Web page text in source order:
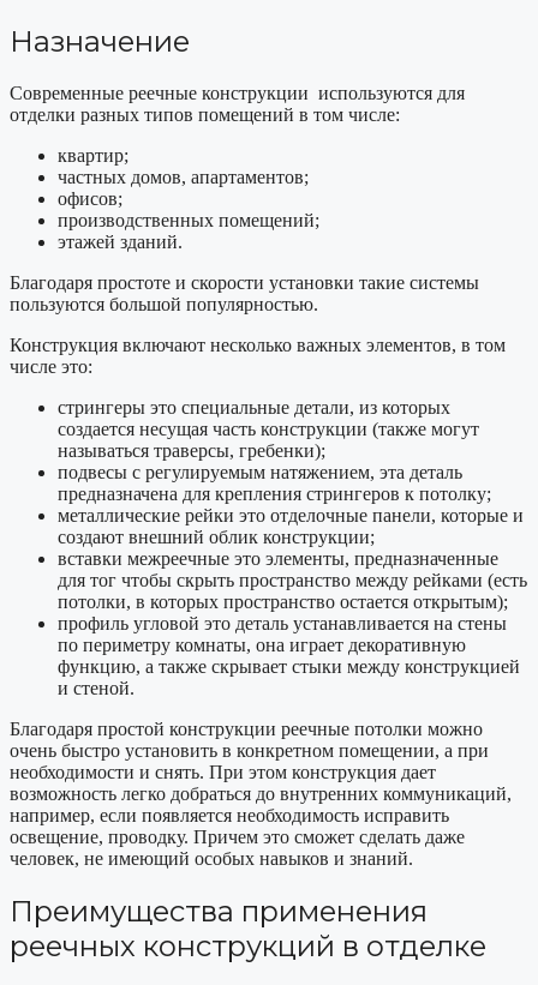
Назначение
Современные реечные конструкции используются для
отделки разных типов помещений в том числе:
квартир;
частных домов, апартаментов;
офисов;
производственных помещений;
этажей зданий.
Благодаря простоте и скорости установки такие системы
пользуются большой популярностью.
Конструкция включают несколько важных элементов, в том
числе это:
стрингеры это специальные детали, из которых
создается несущая часть конструкции (также могут
называться траверсы, гребенки);
подвесы с регулируемым натяжением, эта деталь
предназначена для крепления стрингеров к потолку;
металлические рейки это отделочные панели, которые и
создают внешний облик конструкции;
вставки межреечные это элементы, предназначенные
для тог чтобы скрыть пространство между рейками (есть
потолки, в которых пространство остается открытым);
профиль угловой это деталь устанавливается на стены
по периметру комнаты, она играет декоративную
функцию, а также скрывает стыки между конструкцией
и стеной.
Благодаря простой конструкции реечные потолки можно
очень быстро установить в конкретном помещении, а при
необходимости и снять. При этом конструкция дает
возможность легко добраться до внутренних коммуникаций,
например, если появляется необходимость исправить
освещение, проводку. Причем это сможет сделать даже
человек, не имеющий особых навыков и знаний.
Преимущества применения
реечных конструкций в отделке